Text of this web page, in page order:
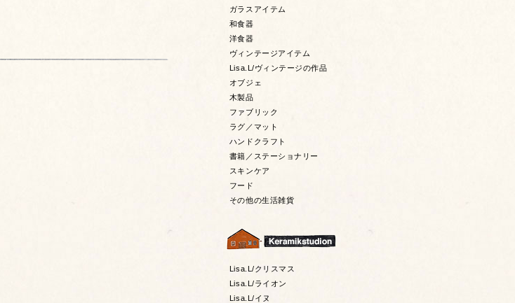
ガラスアイテム
和食器
洋食器
ヴィンテージアイテム
Lisa.L/ヴィンテージの作品
オブジェ
木製品
ファブリック
ラグ／マット
ハンドクラフト
書籍／ステーショナリー
スキンケア
フード
その他の生活雑貨
Lisa.L/クリスマス
Lisa.L/ライオン
Lisa.L/イヌ